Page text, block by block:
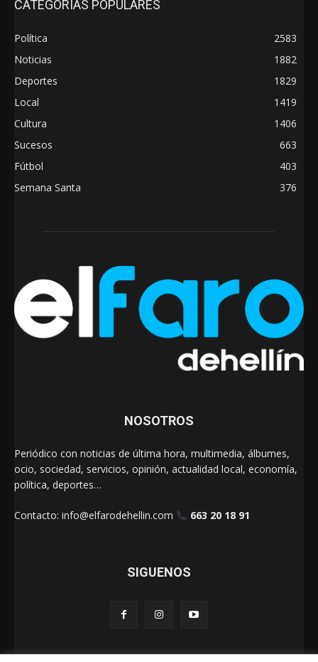
CATEGORÍAS POPULARES
Política
2583
Noticias
1882
Deportes
1829
Local
1419
Cultura
1406
Sucesos
663
Fútbol
403
Semana Santa
376
NOSOTROS
Periódico con noticias de última hora, multimedia, álbumes,
ocio, sociedad, servicios, opinión, actualidad local, economía,
política, deportes…
Contacto: info@elfarodehellin.com 663 20 18 91
SIGUENOS